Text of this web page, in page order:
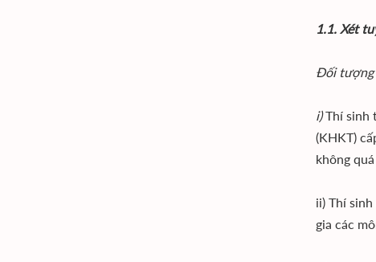
1.1. Xét
Đối tượng
i)Thí sinh
(KHKT)
không
ii) Thí
gia các